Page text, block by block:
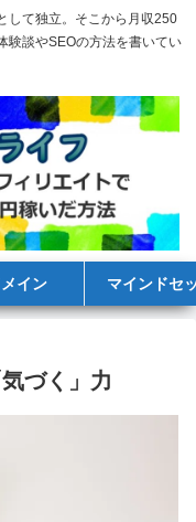
して独立。そこから月収250
験談やSEOの方法を書いてい
イン マインドセ
づく」力